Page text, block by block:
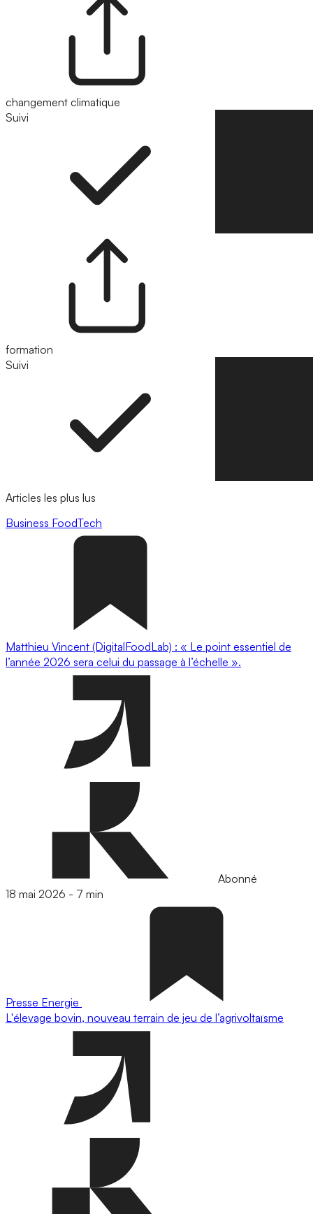
changement climatique
Suivi
formation
Suivi
Articles les plus lus
Business FoodTech
Matthieu Vincent (DigitalFoodLab) : « Le point essentiel de
l’année 2026 sera celui du passage à l’échelle ».
Abonné
18 mai 2026 - 7 min
Presse Energie
L'élevage bovin, nouveau terrain de jeu de l’agrivoltaïsme